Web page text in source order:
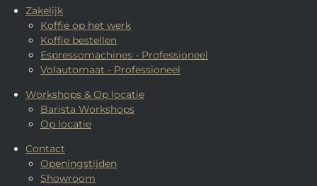
Zakelijk
Koffie op het werk
Koffie bestellen
Espressomachines - Professioneel
Volautomaat - Professioneel
Workshops & Op locatie
Barista Workshops
Op locatie
Contact
Openingstijden
Showroom